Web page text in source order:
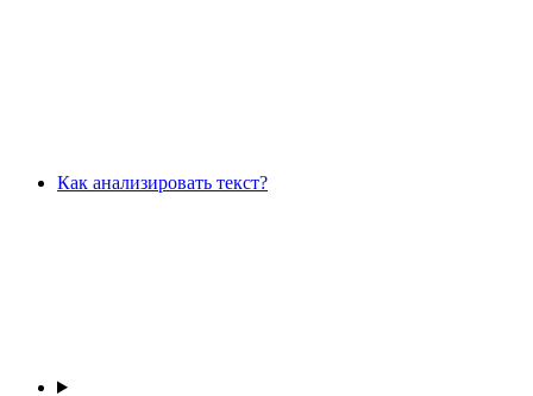
Как анализировать текст?